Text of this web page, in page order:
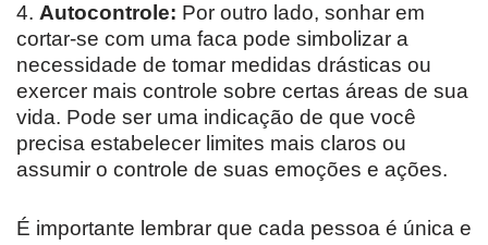
4. Autocontrole: Por outro lado, sonhar em
cortar-se com uma faca pode simbolizar a
necessidade de tomar medidas drásticas ou
exercer mais controle sobre certas áreas de sua
vida. Pode ser uma indicação de que você
precisa estabelecer limites mais claros ou
assumir o controle de suas emoções e ações.
É importante lembrar que cada pessoa é única e